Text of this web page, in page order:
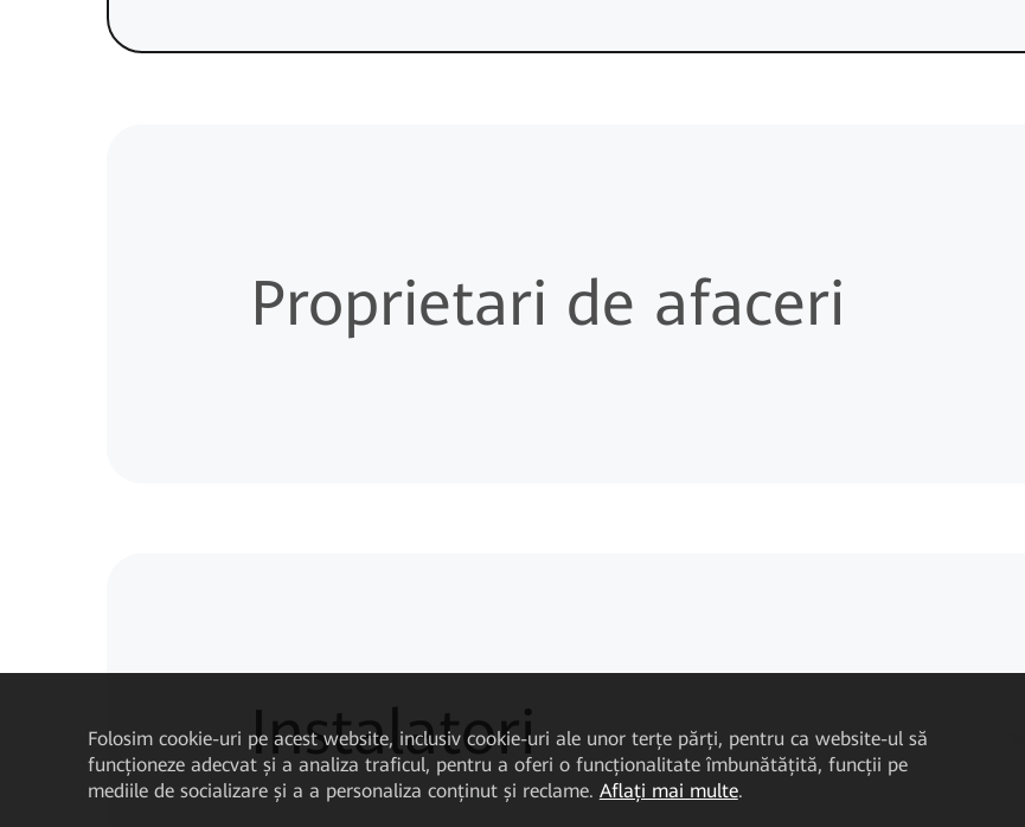
Proprietari de afaceri
Instalatori
Folosim cookie-uri pe acest website, inclusiv cookie-uri ale unor terțe părți, pentru ca website-ul să
funcționeze adecvat și a analiza traficul, pentru a oferi o funcționalitate îmbunătățită, funcții pe
mediile de socializare și a a personaliza conținut și reclame. Aflați mai multe.